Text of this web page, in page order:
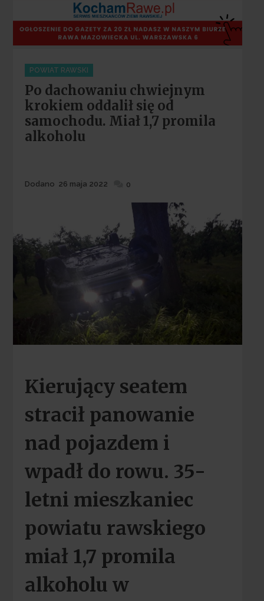
Categories
POWIAT RAWSKI
Po dachowaniu chwiejnym
krokiem oddalił się od
samochodu. Miał 1,7 promila
alkoholu
Dodane
Dodano 26 maja 2022 0
Kierujący seatem
stracił panowanie
nad pojazdem i
wpadł do rowu. 35-
letni mieszkaniec
powiatu rawskiego
miał 1,7 promila
alkoholu w